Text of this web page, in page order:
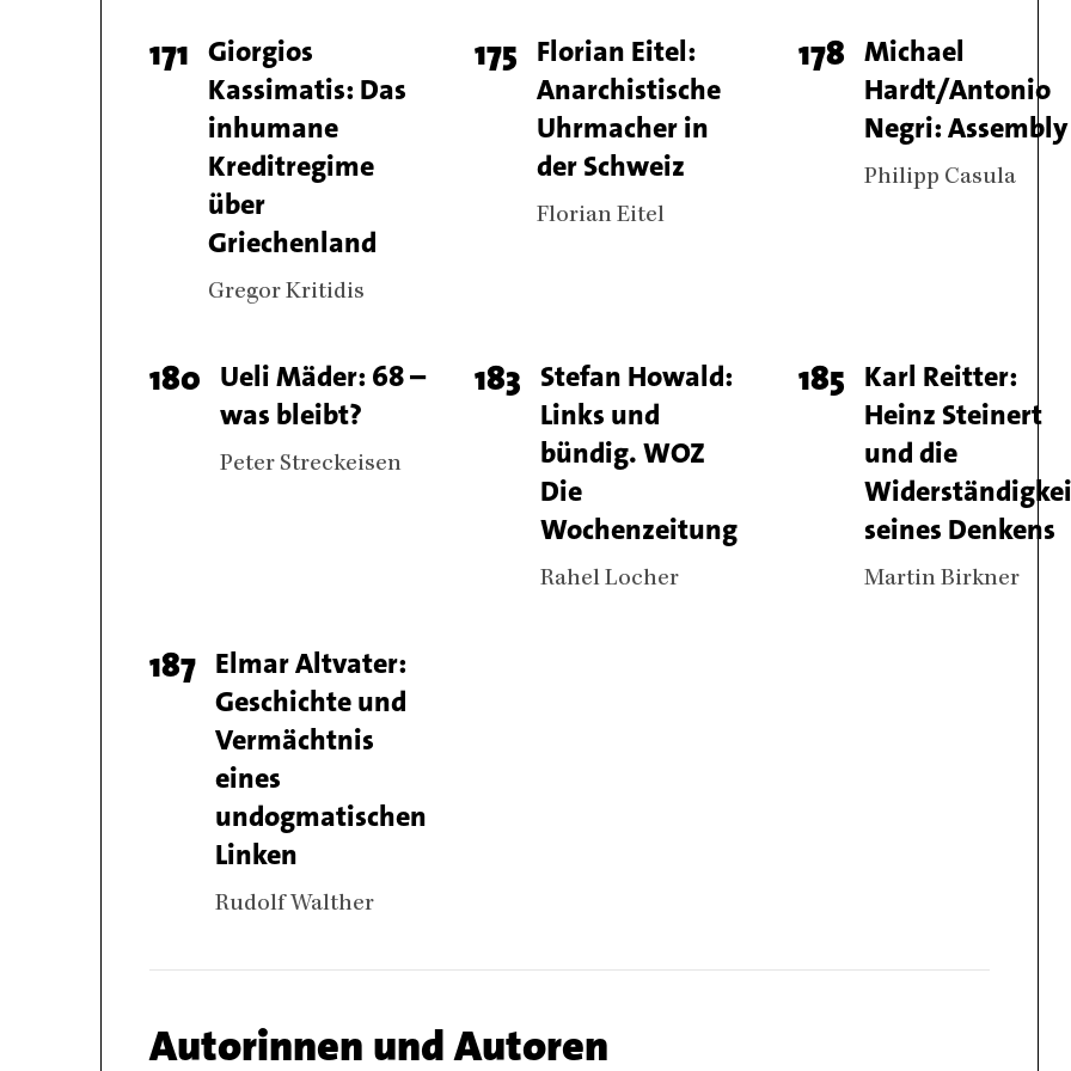
Page
number
171 Titel
Giorgios
Kassimatis: Das
inhumane
Kreditregime
über
Griechenland
Authors
Gregor Kritidis
Page
number
175 Titel
Florian Eitel:
Anarchistische
Uhrmacher in
der Schweiz
Authors
Florian Eitel
Page
number
178 Titel
Michael
Hardt/Antonio
Negri: Assembly
Authors
Philipp Casula
Page
number
180 Titel
Ueli Mäder: 68 –
was bleibt?
Authors
Peter Streckeisen
Page
number
183 Titel
Stefan Howald:
Links und
bündig. WOZ
Die
Wochenzeitung
Authors
Rahel Locher
Page
number
185 Titel
Karl Reitter:
Heinz Steinert
und die
seines Denkens
Authors
Martin Birkner
Page
number
187 Titel
Elmar Altvater:
Geschichte und
Vermächtnis
eines
undogmatischen
Linken
Authors
Rudolf Walther
Chapter
name
Autorinnen und Autoren